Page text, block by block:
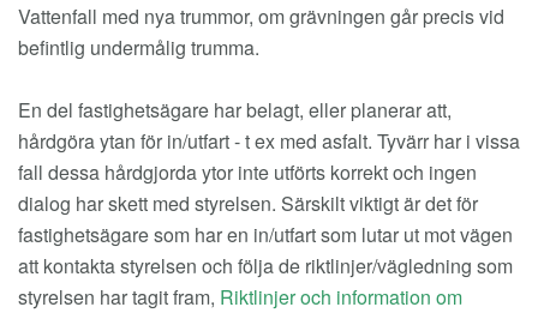
Vattenfall med nya trummor, om grävningen går precis vid
befintlig undermålig trumma.
En del fastighetsägare har belagt, eller planerar att,
hårdgöra ytan för in/utfart - t ex med asfalt. Tyvärr har i vissa
fall dessa hårdgjorda ytor inte utförts korrekt och ingen
dialog har skett med styrelsen. Särskilt viktigt är det för
fastighetsägare som har en in/utfart som lutar ut mot vägen
att kontakta styrelsen och följa de riktlinjer/vägledning som
styrelsen har tagit fram, Riktlinjer och information om